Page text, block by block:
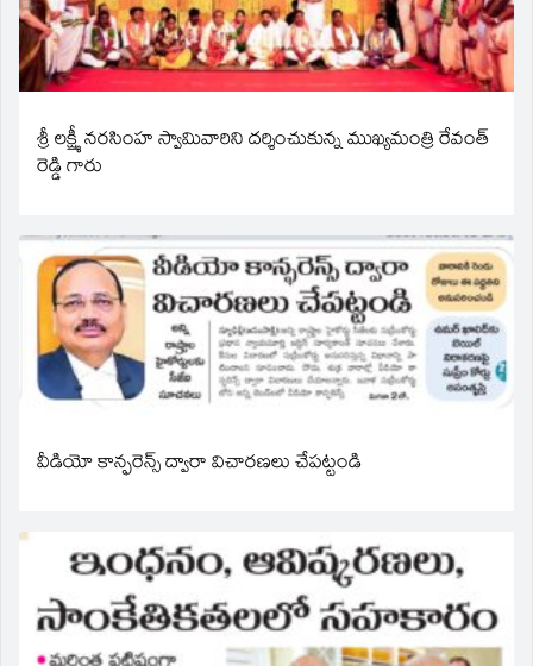
శ్రీ లక్ష్మీ నరసింహ స్వామివారిని దర్శించుకున్న ముఖ్యమంత్రి రేవంత్
రెడ్డి గారు
వీడియో కాన్ఫరెన్స్ ద్వారా విచారణలు చేపట్టండి